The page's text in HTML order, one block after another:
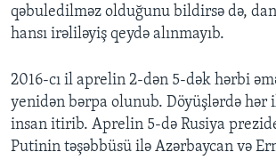
qəbuledilməz olduğunu bildirsə də,
hansı irəliləyiş qeydə alınmayıb.
2016-cı il aprelin 2-dən 5-dək hərbi
yenidən bərpa olunub. Döyüşlərdə
insan itirib. Aprelin 5-də Rusiya
Putinin təşəbbüsü ilə Azərbaycan və